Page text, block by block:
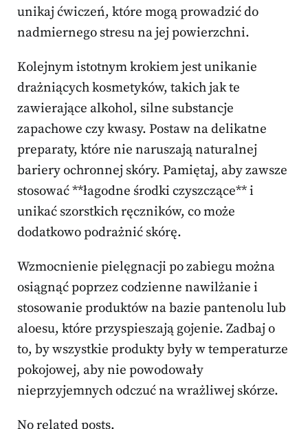
unikaj ćwiczeń, które mogą prowadzić do
nadmiernego stresu na jej powierzchni.
Kolejnym istotnym krokiem jest unikanie
drażniących kosmetyków, takich jak te
zawierające alkohol, silne substancje
zapachowe czy kwasy. Postaw na delikatne
preparaty, które nie naruszają naturalnej
bariery ochronnej skóry. Pamiętaj, aby zawsze
stosować **łagodne środki czyszczące** i
unikać szorstkich ręczników, co może
dodatkowo podrażnić skórę.
Wzmocnienie pielęgnacji po zabiegu można
osiągnąć poprzez codzienne nawilżanie i
stosowanie produktów na bazie pantenolu lub
aloesu, które przyspieszają gojenie. Zadbaj o
to, by wszystkie produkty były w temperaturze
pokojowej, aby nie powodowały
nieprzyjemnych odczuć na wrażliwej skórze.
No related posts.